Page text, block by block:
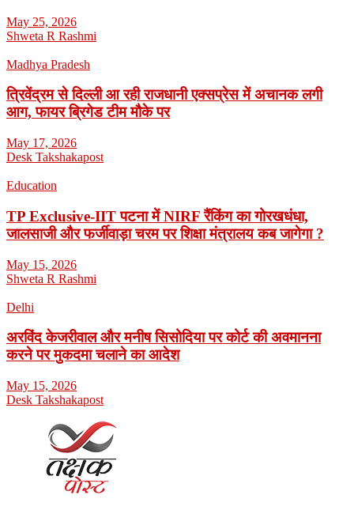
May 25, 2026
Shweta R Rashmi
Madhya Pradesh
त्रिवेंद्रम से दिल्ली आ रही राजधानी एक्सप्रेस में अचानक लगी
आग, फायर ब्रिगेड टीम मौके पर
May 17, 2026
Desk Takshakapost
Education
TP Exclusive-IIT पटना में NIRF रैंकिंग का गोरखधंधा,
जालसाजी और फर्जीवाड़ा चरम पर शिक्षा मंत्रालय कब जागेगा ?
May 15, 2026
Shweta R Rashmi
Delhi
अरविंद केजरीवाल और मनीष सिसोदिया पर कोर्ट की अवमानना
करने पर मुकदमा चलाने का आदेश
May 15, 2026
Desk Takshakapost